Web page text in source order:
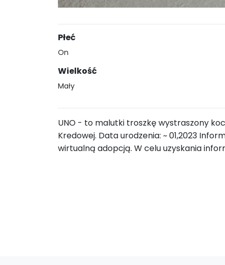
Płeć
On
Wielkość
Mały
UNO - to malutki troszkę wystraszony
Kredowej. Data urodzenia: ~ 01,2023
wirtualną adopcją. W celu uzyskania